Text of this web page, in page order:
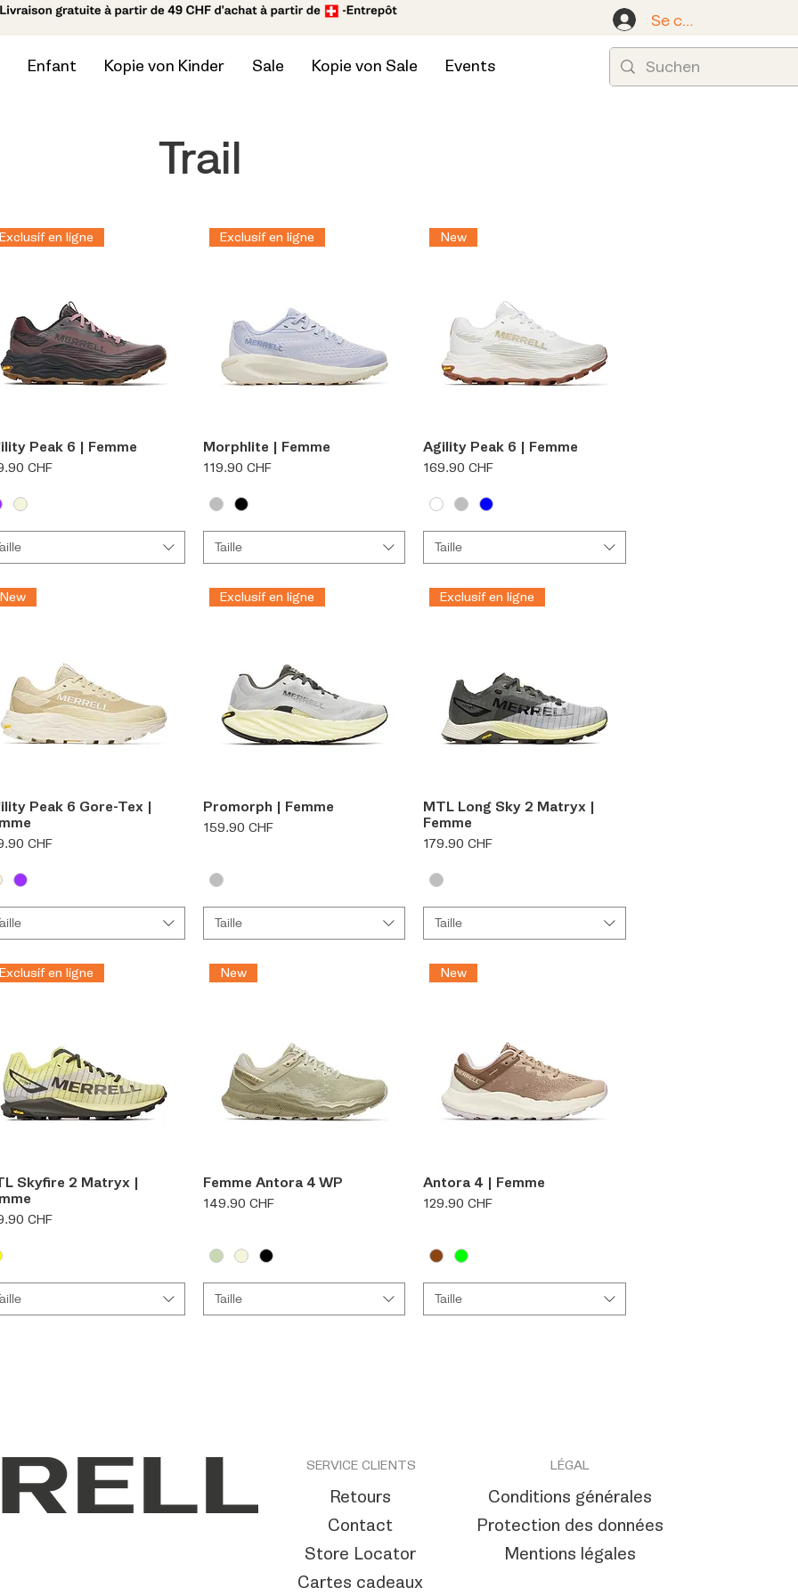
Se connecter
Enfant Kopie von Kinder Sale Kopie von Sale Events
Trail
Aperçu rapide
Exclusif en ligne
Peak 6 | Femme
CHF
Aperçu rapide
Exclusif en ligne
Morphlite | Femme
Prix
119.90 CHF
Taille
Aperçu rapide
New
Agility Peak 6 | Femme
Prix
169.90 CHF
Taille
Aperçu rapide
New
Peak 6 Gore-Tex |
CHF
Aperçu rapide
Exclusif en ligne
Promorph | Femme
Prix
159.90 CHF
Taille
Aperçu rapide
Exclusif en ligne
MTL Long Sky 2 Matryx |
Femme
Prix
179.90 CHF
Taille
Aperçu rapide
Exclusif en ligne
Skyfire 2 Matryx |
CHF
Aperçu rapide
New
Femme Antora 4 WP
Prix
149.90 CHF
Taille
Aperçu rapide
New
Antora 4 | Femme
Prix
129.90 CHF
Taille
SERVICE CLIENTS
Retours
Contact
Store Locator
Cartes cadeaux
LÉGAL
Conditions générales
Protection des données
Mentions légales